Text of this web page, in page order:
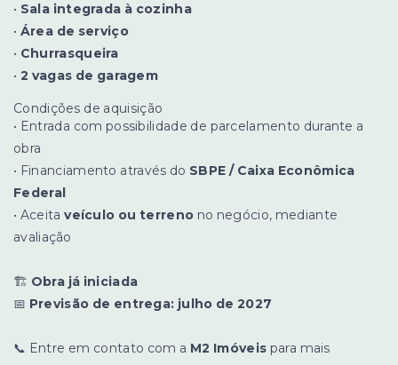
• Sala integrada à cozinha
• Área de serviço
• Churrasqueira
• 2 vagas de garagem
Condições de aquisição
• Entrada com possibilidade de parcelamento durante a
obra
• Financiamento através do SBPE / Caixa Econômica
Federal
• Aceitaveículo ou terreno no negócio, mediante
avaliação
🏗️ Obra já iniciada
📅 Previsão de entrega: julho de 2027
📞 Entre em contato com a M2 Imóveis para mais